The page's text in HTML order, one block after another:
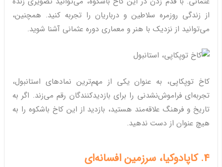
از زندگی روزمره سلاطین و درباریان را تجربه کنید. همچنین،
می‌توانید از نزدیک با هنر و معماری دوره عثمانی آشنا شوید.
کاخ توپکاپی، به عنوان یکی از مهم‌ترین نمادهای استانبول،
تجربه‌ای فراموش‌نشدنی را برای بازدیدکنندگان رقم می‌زند. اگر به
تاریخ و فرهنگ علاقه‌مند هستید، بازدید از این کاخ باشکوه را به
هیچ عنوان از دست ندهید.
4. کاپادوکیا، سرزمین افسانه‌ای